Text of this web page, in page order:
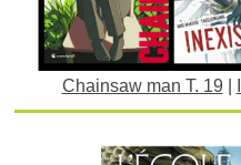
Chainsaw man T. 19